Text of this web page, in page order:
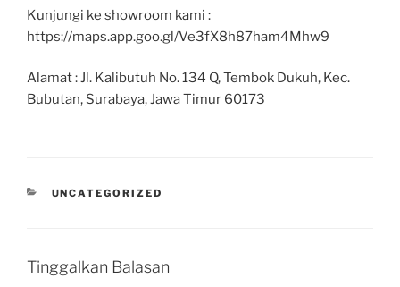
Kunjungi ke showroom kami :
https://maps.app.goo.gl/Ve3fX8h87ham4Mhw9
Alamat : Jl. Kalibutuh No. 134 Q, Tembok Dukuh, Kec.
Bubutan, Surabaya, Jawa Timur 60173
UNCATEGORIZED
Tinggalkan Balasan